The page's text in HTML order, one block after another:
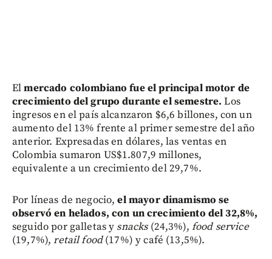
Elmercado colombiano fue el principal motor de
crecimiento del grupo durante el semestre. Los
ingresos en el país alcanzaron $6,6 billones, con un
aumento del 13% frente al primer semestre del año
anterior. Expresadas en dólares, las ventas en
Colombia sumaron US$1.807,9 millones,
equivalente a un crecimiento del 29,7%.
Por líneas de negocio, el mayor dinamismo se
observó en helados, con un crecimiento del 32,8%,
seguido por galletas y snacks(24,3%), food service
(19,7%),retail food(17%) y café (13,5%).